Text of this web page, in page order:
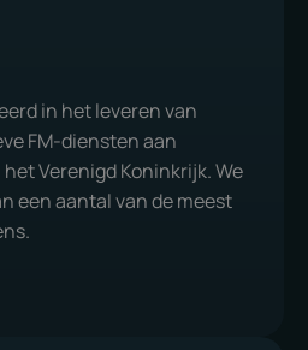
in het leveren van
FM-diensten aan
Verenigd Koninkrijk. We
een aantal van de meest